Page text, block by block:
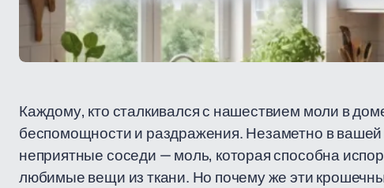
Каждому, кто сталкивался с нашествием моли в
беспомощности и раздражения. Незаметно в
неприятные соседи — моль, которая способна
любимые вещи из ткани. Но почему же эти